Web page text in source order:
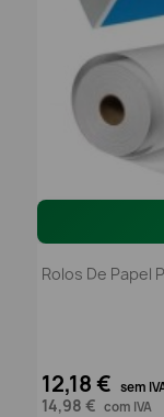
Rolos De Papel
12,18 € sem
14,98 € com IVA